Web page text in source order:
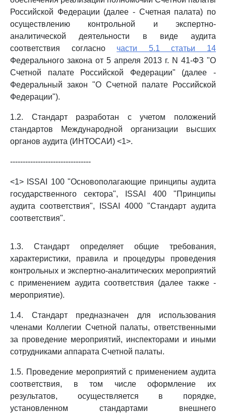
Российской Федерации (далее - Счетная палата) по
осуществлению контрольной и экспертно-
аналитической деятельности в виде аудита
соответствия согласно части 5.1 статьи 14
Федерального закона от 5 апреля 2013 г. N 41-ФЗ "О
Счетной палате Российской Федерации" (далее -
Федеральный закон "О Счетной палате Российской
Федерации").
1.2. Стандарт разработан с учетом положений
стандартов Международной организации высших
органов аудита (ИНТОСАИ) <1>.
--------------------------------
<1> ISSAI 100 "Основополагающие принципы аудита
государственного сектора", ISSAI 400 "Принципы
аудита соответствия", ISSAI 4000 "Стандарт аудита
соответствия".
1.3. Стандарт определяет общие требования,
характеристики, правила и процедуры проведения
контрольных и экспертно-аналитических мероприятий
с применением аудита соответствия (далее также -
мероприятие).
1.4. Стандарт предназначен для использования
членами Коллегии Счетной палаты, ответственными
за проведение мероприятий, инспекторами и иными
сотрудниками аппарата Счетной палаты.
1.5. Проведение мероприятий с применением аудита
соответствия, в том числе оформление их
результатов, осуществляется в порядке,
установленном стандартами внешнего